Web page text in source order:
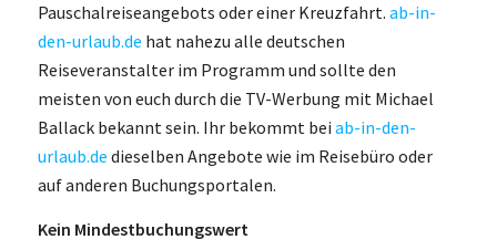
Pauschalreiseangebots oder einer Kreuzfahrt. ab-in-
den-urlaub.de hat nahezu alle deutschen
Reiseveranstalter im Programm und sollte den
meisten von euch durch die TV-Werbung mit Michael
Ballack bekannt sein. Ihr bekommt bei ab-in-den-
urlaub.de dieselben Angebote wie im Reisebüro oder
auf anderen Buchungsportalen.
Kein Mindestbuchungswert